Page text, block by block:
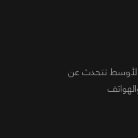
الأوسط تتحدث عن